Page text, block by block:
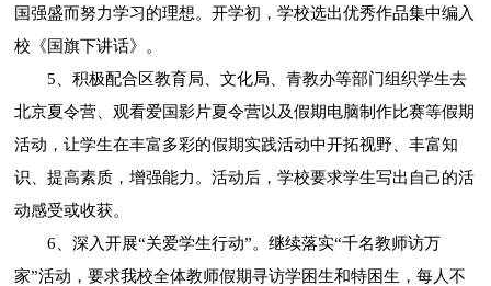
国强盛而努力学习的理想。开学初，学校选出优秀作品集中编入
校《国旗下讲话》。
5、积极配合区教育局、文化局、青教办等部门组织学生去
北京夏令营、观看爱国影片夏令营以及假期电脑制作比赛等假期
活动，让学生在丰富多彩的假期实践活动中开拓视野、丰富知
识、提高素质，增强能力。活动后，学校要求学生写出自己的活
动感受或收获。
6、深入开展“关爱学生行动”。继续落实“千名教师访万
家”活动，要求我校全体教师假期寻访学困生和特困生，每人不